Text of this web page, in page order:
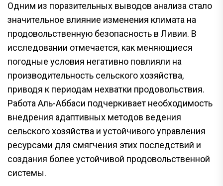
Одним из поразительных выводов анализа стало
значительное влияние изменения климата на
продовольственную безопасность в Ливии. В
исследовании отмечается, как меняющиеся
погодные условия негативно повлияли на
производительность сельского хозяйства,
приводя к периодам нехватки продовольствия.
Работа Аль-Аббаси подчеркивает необходимость
внедрения адаптивных методов ведения
сельского хозяйства и устойчивого управления
ресурсами для смягчения этих последствий и
создания более устойчивой продовольственной
системы.